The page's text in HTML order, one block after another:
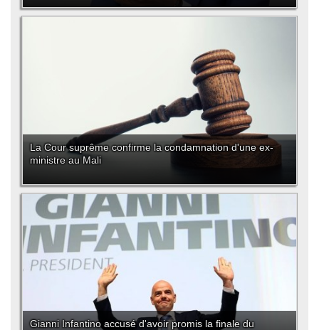
La Cour suprême confirme la condamnation d'une ex-
ministre au Mali
Gianni Infantino accusé d'avoir promis la finale du